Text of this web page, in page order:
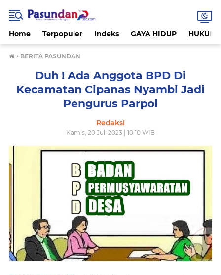
Home Terpopuler Indeks GAYA HIDUP HUKUM
› BERITA PASUNDAN
Duh ! Ada Anggota BPD Di
Kecamatan Cipanas Nyambi Jadi
Pengurus Parpol
Redaksi
Kamis, 20 Juli 2023 | 10:10 WIB